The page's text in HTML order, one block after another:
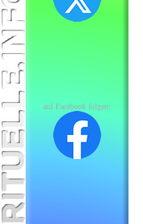
auf Facebook folgen: